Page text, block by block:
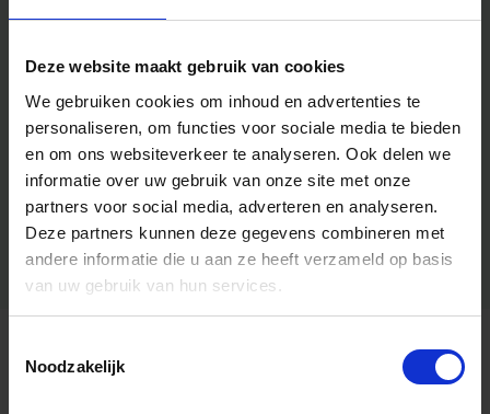
Deze website maakt gebruik van cookies
We gebruiken cookies om inhoud en advertenties te
personaliseren, om functies voor sociale media te bieden
en om ons websiteverkeer te analyseren. Ook delen we
informatie over uw gebruik van onze site met onze
partners voor social media, adverteren en analyseren.
Deze partners kunnen deze gegevens combineren met
andere informatie die u aan ze heeft verzameld op basis
van uw gebruik van hun services.
Noodzakelijk
Algemene informatie